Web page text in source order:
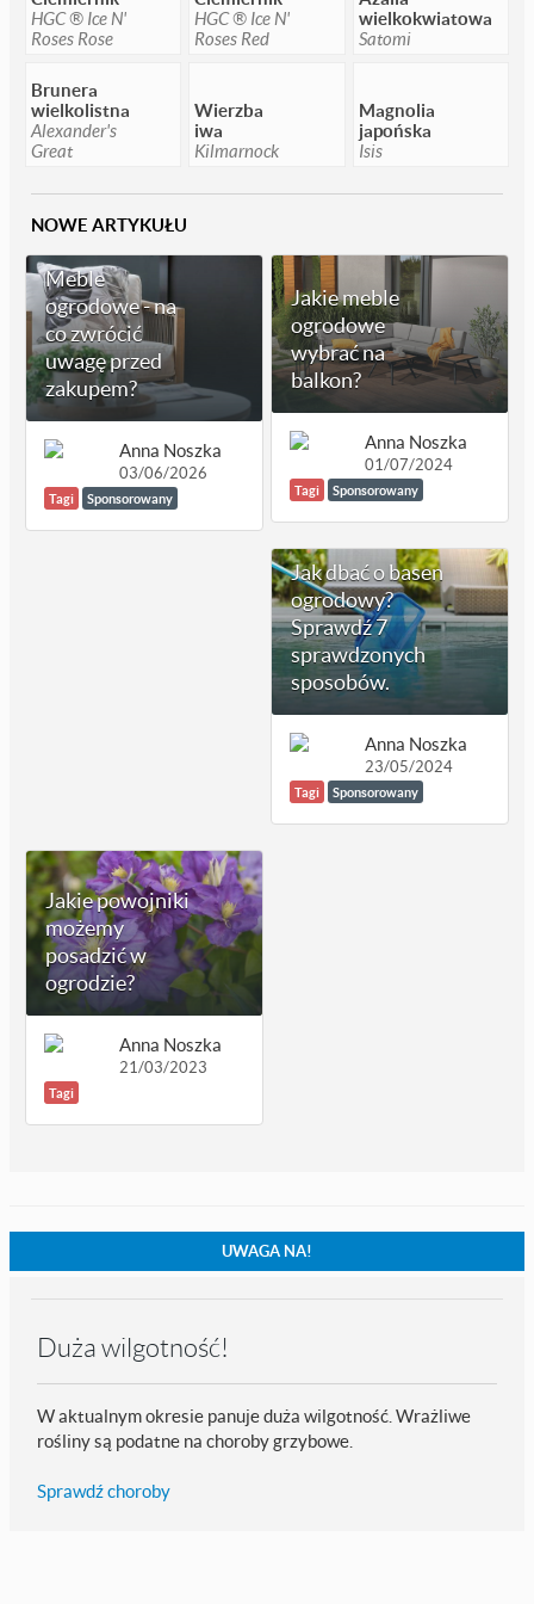
HGC ® Ice N'
Roses Rose
HGC ® Ice N'
Roses Red
wielkokwiatowa
Satomi
Brunera
wielkolistna
Alexander's
Great
Wierzba
iwa
Kilmarnock
Magnolia
japońska
Isis
NOWE ARTYKUŁU
Meble
ogrodowe - na
co zwrócić
uwagę przed
zakupem?
Anna Noszka
03/06/2026
Tagi Sponsorowany
Jakie meble
ogrodowe
wybrać na
balkon?
Anna Noszka
01/07/2024
Tagi Sponsorowany
Jak dbać o basen
ogrodowy?
Sprawdź 7
sprawdzonych
sposobów.
Anna Noszka
23/05/2024
Tagi Sponsorowany
Jakie powojniki
możemy
posadzić w
ogrodzie?
Anna Noszka
21/03/2023
Tagi
UWAGA NA!
Duża wilgotność!
W aktualnym okresie panuje duża wilgotność. Wrażliwe
rośliny są podatne na choroby grzybowe.
Sprawdź choroby